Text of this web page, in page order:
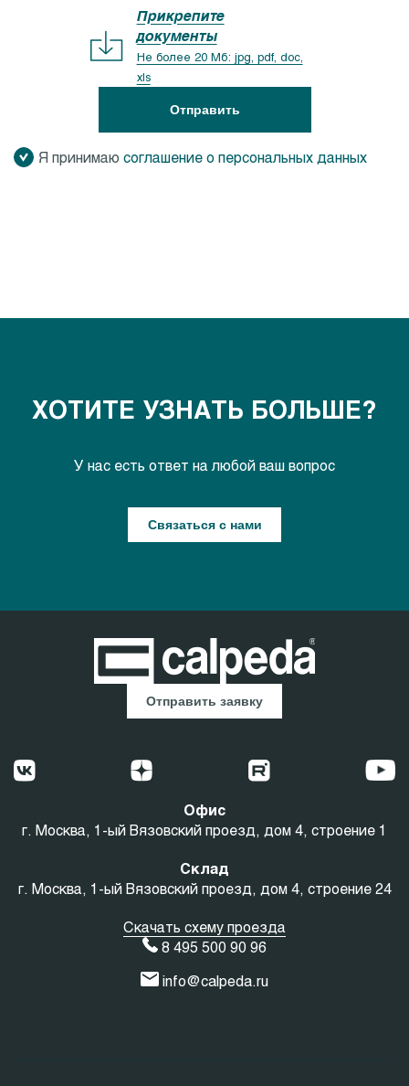
Прикрепите
документы
Не более 20 Мб: jpg, pdf, doc,
xls
Отправить
Я принимаю соглашение о персональных данных
ХОТИТЕ УЗНАТЬ БОЛЬШЕ?
У нас есть ответ на любой ваш вопрос
Связаться с нами
Отправить заявку
Офис
г. Москва, 1-ый Вязовский проезд, дом 4, строение 1
Склад
г. Москва, 1-ый Вязовский проезд, дом 4, строение 24
Скачать схему проезда
8 495 500 90 96
info@calpeda.ru